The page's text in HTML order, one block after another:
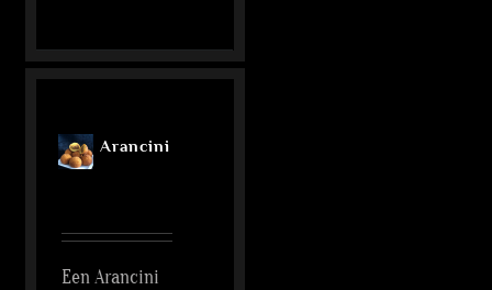
Arancini
Een Arancini